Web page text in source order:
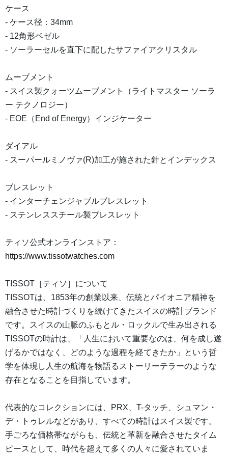
ケース
- ケース径：34mm
- 12角形ベゼル
- ソーラーセルを直下に配したサファイアクリスタル
ムーブメント
- スイス製クォーツムーブメント（ライトマスター ソーラ
ー テクノロジー）
- EOE（End of Energy）インジケーター
ダイアル
- スーパールミノヴァ(R)加工が施された針とインデックス
ブレスレット
- インターチェンジャブルブレスレット
- ステンレススチール製ブレスレット
ティソ公式オンラインストア：
https://www.tissotwatches.com
TISSOT［ティソ］について
TISSOTは、1853年の創業以来、伝統とパイオニア精神を
融合させた時計づくりを続けてきたスイスの時計ブランド
です。スイスの山脈のふもとル・ロックルで生み出される
TISSOTの時計は、「人生において重要なのは、何を成し遂
げるかではなく、どのような過程を経てきたか」という哲
学を体現し人生の航海を物語るストーリーテラーのような
存在となることを目指しています。
代表的なコレクションには、PRX、T-タッチ、シュマン・
デ・トゥレルなどがあり、すべての時計はスイス製です。
手ごろな価格帯ながらも、伝統と革新を融合させたタイム
ピースとして、時代を超えて多くの人々に愛されていま